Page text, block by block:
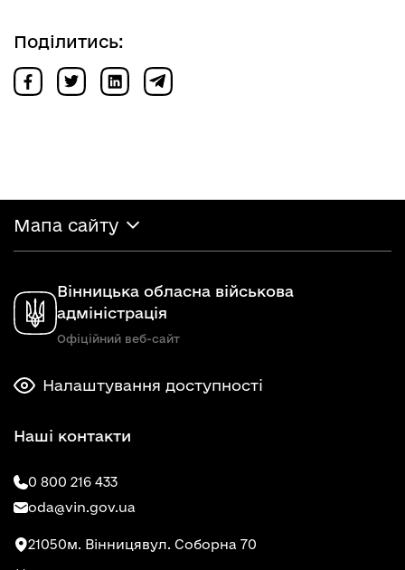
Поділитись:
Мапа сайту
Вінницька обласна військова
адміністрація
Офіційний веб-сайт
Налаштування доступності
Наші контакти
0 800 216 433
oda@vin.gov.ua
21050м. Вінницявул. Соборна 70